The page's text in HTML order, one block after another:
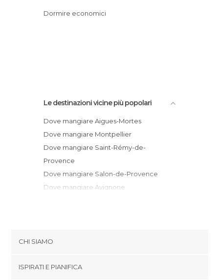
Dormire economici
Le destinazioni vicine più popolari
Dove mangiare Aigues-Mortes
Dove mangiare Montpellier
Dove mangiare Saint-Rémy-de-
Provence
Dove mangiare Salon-de-Provence
Dove mangiare Avignone
Dove mangiare Aubagne
Dove mangiare Saint-Cyr-sur-Mer
CHI SIAMO
ISPIRATI E PIANIFICA